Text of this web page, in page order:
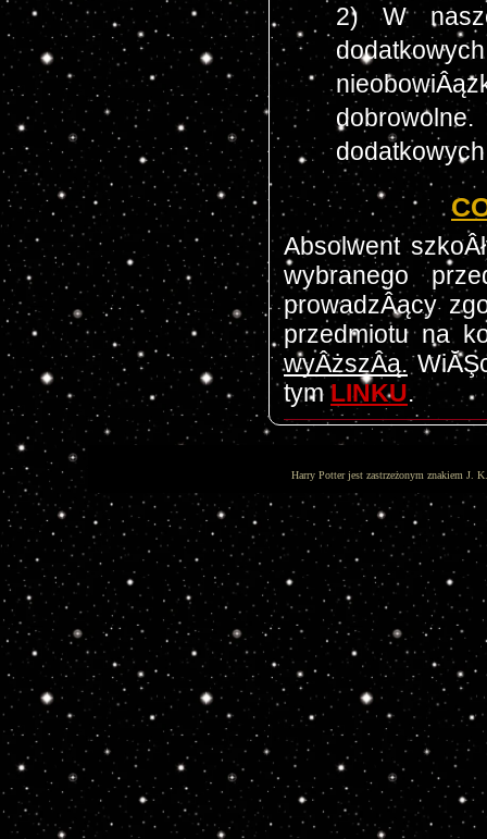
2) W
Absolwent
wybranego
prowadzÂący
przedmiotu na
wyÂższÂą.
tym LINKU.
Harry Potter jest zastrzeżonym znakiem J.